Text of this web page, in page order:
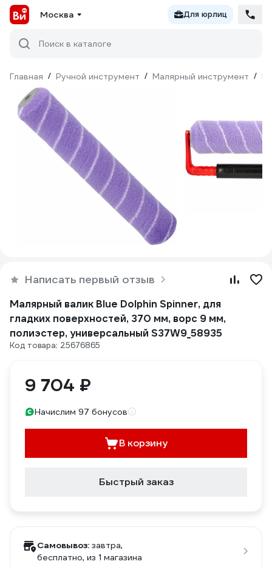
Москва Для юрлиц
Поиск в каталоге
Главная / Ручной инструмент / Малярный инструмент /
Написать первый отзыв
Малярный валик Blue Dolphin Spinner, для
гладких поверхностей, 370 мм, ворс 9 мм,
полиэстер, универсальный S37W9_58935
Код товара: 25676865
9 704 ₽
Начислим 97 бонусов
В корзину
Быстрый заказ
Самовывоз: завтра,
бесплатно, из 1 магазина